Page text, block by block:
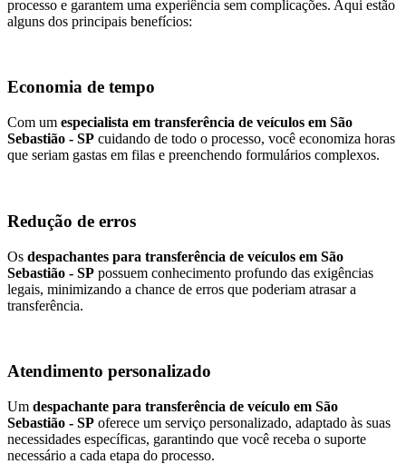
processo e garantem uma experiência sem complicações. Aqui estão
alguns dos principais benefícios:
Economia de tempo
Com um especialista em transferência de veículos em São
Sebastião - SP cuidando de todo o processo, você economiza horas
que seriam gastas em filas e preenchendo formulários complexos.
Redução de erros
Os despachantes para transferência de veículos em São
Sebastião - SP possuem conhecimento profundo das exigências
legais, minimizando a chance de erros que poderiam atrasar a
transferência.
Atendimento personalizado
Um despachante para transferência de veículo em São
Sebastião - SP oferece um serviço personalizado, adaptado às suas
necessidades específicas, garantindo que você receba o suporte
necessário a cada etapa do processo.